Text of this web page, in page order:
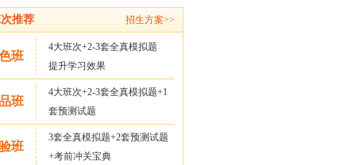
推荐 招生方案>>
班
4大班次+2-3套全真模拟题
提升学习效果
班
4大班次+2-3套全真模拟题+1
套预测试题
班
3套全真模拟题+2套预测试题
+考前冲关宝典